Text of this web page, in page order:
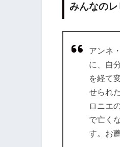
みんなのレ
アンネ
に、自
を経て
せられ
ロニエ
で亡く
す。お